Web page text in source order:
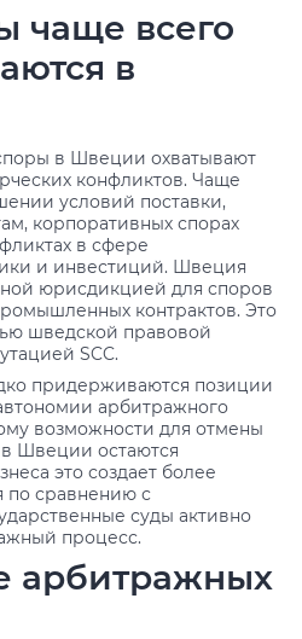
чаще всего
в
в Швеции охватывают
конфликтов. Чаще
условий поставки,
корпоративных спорах
в сфере
и инвестиций. Швеция
юрисдикцией для споров
контрактов. Это
шведской правовой
SCC.
придерживаются позиции
арбитражного
возможности для отмены
Швеции остаются
это создает более
по сравнению с
суды активно
процесс.
арбитражных